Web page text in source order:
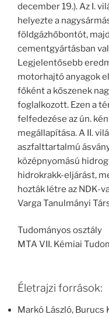
december 19.). Az I.
helyezte a
földgázhőbontót,
cementgyártásban
Legjelentősebb
motorhajtó anyagok
főként a kőszenek
foglalkozott. Ezen a
felfedezése az ún.
megállapítása. A II.
aszfalttartalmú
középnyomású
hidrokrakk-eljárást,
hozták létre az NDK-
Varga Tanulmányi
Tudományos osztály
MTA VII. Kémiai
Életrajzi források:
Markó László, Burucs